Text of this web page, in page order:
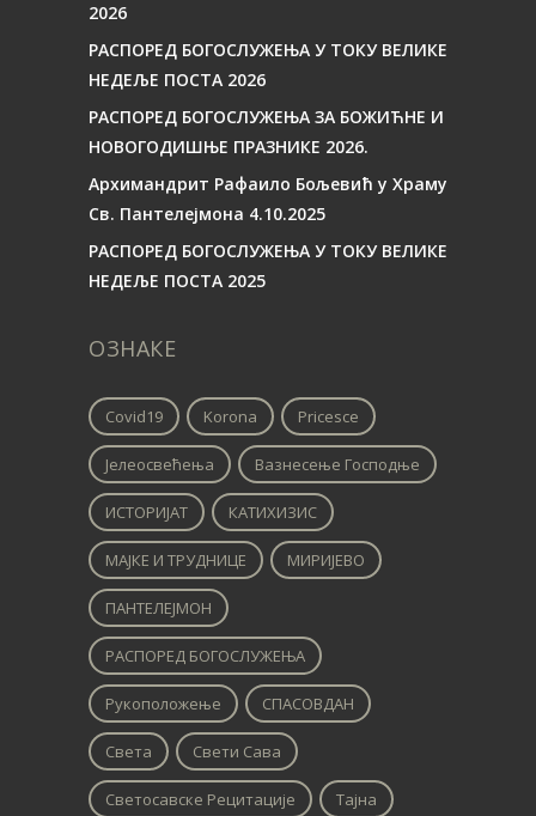
2026
РАСПОРЕД БОГОСЛУЖЕЊА У ТОКУ ВЕЛИКЕ
НЕДЕЉЕ ПОСТА 2026
РАСПОРЕД БОГОСЛУЖЕЊА ЗА БОЖИЋНЕ И
НОВОГОДИШЊЕ ПРАЗНИКЕ 2026.
Архимандрит Рафаило Бољевић у Храму
Св. Пантелејмона 4.10.2025
РАСПОРЕД БОГОСЛУЖЕЊА У ТОКУ ВЕЛИКЕ
НЕДЕЉЕ ПОСТА 2025
ОЗНАКЕ
Covid19 Korona Pricesce
Јелеосвећења Вазнесење Господње
ИСТОРИЈАТ КАТИХИЗИС
МАЈКЕ И ТРУДНИЦЕ МИРИЈЕВО
ПАНТЕЛЕЈМОН
РАСПОРЕД БОГОСЛУЖЕЊА
Рукоположење СПАСОВДАН
Света Свети Сава
Светосавске Рецитације Тајна